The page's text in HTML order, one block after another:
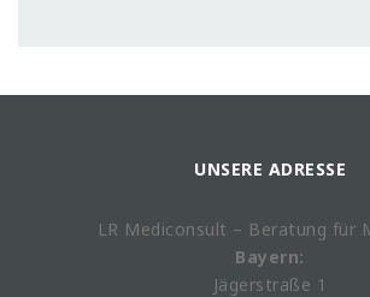
UNSERE ADRESSE
LR Mediconsult – Beratung für
Bayern:
Jägerstraße 1